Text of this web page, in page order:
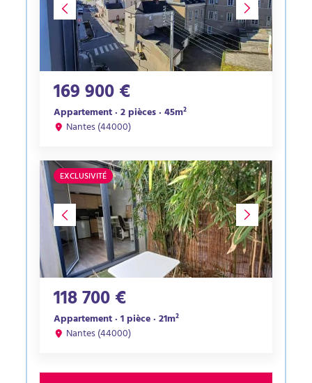
169 900 €
Appartement · 2 pièces · 45m²
Nantes (44000)
EXCLUSIVITÉ
118 700 €
Appartement · 1 pièce · 21m²
Nantes (44000)